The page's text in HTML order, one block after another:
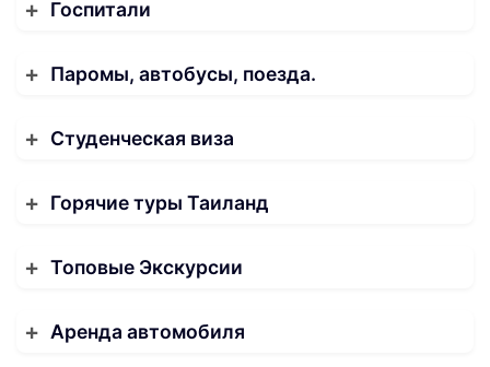
Госпитали
Паромы, автобусы, поезда.
Студенческая виза
Горячие туры Таиланд
Топовые Экскурсии
Аренда автомобиля